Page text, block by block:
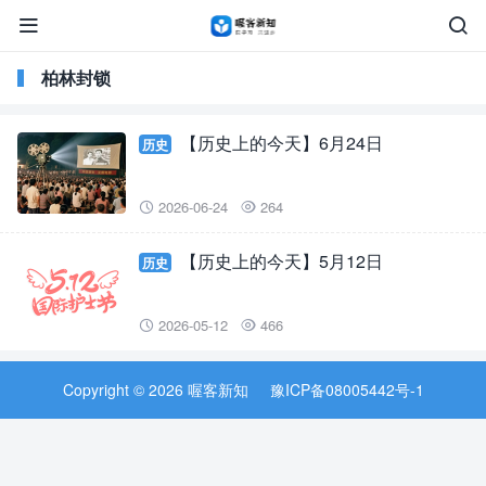


柏林封锁
历史 【历史上的今天】6月24日
 2026-06-24  264
历史 【历史上的今天】5月12日
 2026-05-12  466
Copyright © 2026 喔客新知 豫ICP备08005442号-1